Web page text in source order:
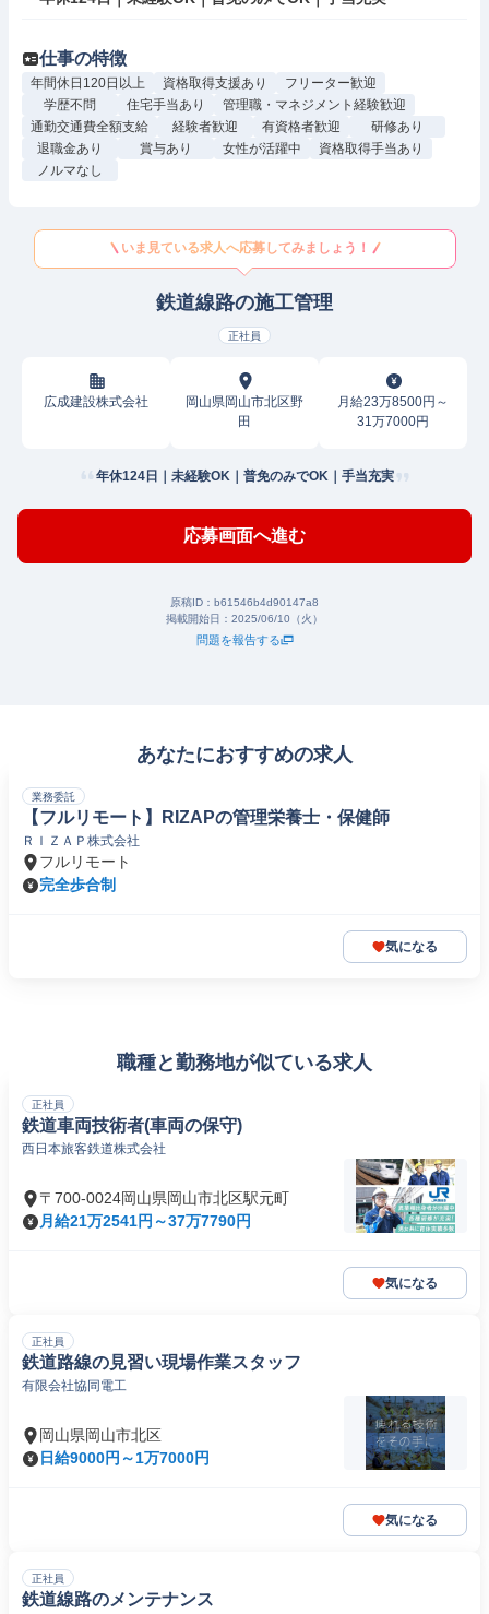
仕事の特徴
年間休日120日以上 資格取得支援あり
フリーター歓迎
学歴不問
住宅手当あり
管理職・マネジメント経験歓迎
通勤交通費全額支給
経験者歓迎 有資格者歓迎
研修あり
退職金あり
賞与あり 女性が活躍中
資格取得手当あり
ノルマなし
いま見ている求人へ応募してみましょう！
鉄道線路の施工管理
正社員
広成建設株式会社
岡山県岡山市北区野
田
月給23万8500円～
31万7000円
年休124日｜未経験OK｜普免のみでOK｜手当充実
応募画面へ進む
原稿ID： b61546b4d90147a8
掲載開始日： 2025/06/10（火）
問題を報告する
あなたにおすすめの求人
業務委託
【フルリモート】RIZAPの管理栄養士・保健師
ＲＩＺＡＰ株式会社
フルリモート
完全歩合制
気になる
職種と勤務地が似ている求人
正社員
鉄道車両技術者(車両の保守)
西日本旅客鉄道株式会社
〒700-0024岡山県岡山市北区駅元町
月給21万2541円～37万7790円
気になる
正社員
鉄道路線の見習い現場作業スタッフ
有限会社協同電工
岡山県岡山市北区
日給9000円～1万7000円
気になる
正社員
鉄道線路のメンテナンス